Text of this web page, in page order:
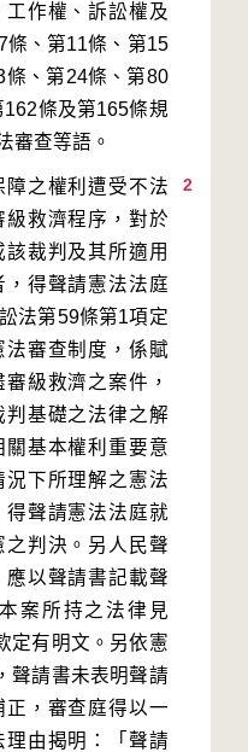
作權、訴訟權及
條、第11條、第15
、第24條、第80
條及第165條規
2
之權利遭受不法
救濟程序，對於
裁判及其所適用
得聲請憲法法庭
法第59條第1項定
審查制度，係賦
級救濟之案件，
基礎之法律之解
基本權利重要意
下所理解之憲法
聲請憲法法庭就
判決。另人民聲
以聲請書記載聲
案所持之法律見
定有明文。另依憲
聲請書未表明聲請
，審查庭得以一
由揭明：「聲請